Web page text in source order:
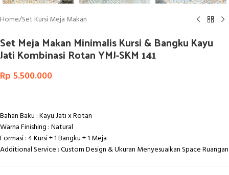
Home/Set Kursi Meja Makan
Set Meja Makan Minimalis Kursi & Bangku Kayu
Jati Kombinasi Rotan YMJ-SKM 141
Rp 5.500.000
Bahan Baku : Kayu Jati x Rotan
Warna Finishing : Natural
Formasi : 4 Kursi + 1 Bangku + 1 Meja
Additional Service : Custom Design & Ukuran Menyesuaikan Space Ruangan